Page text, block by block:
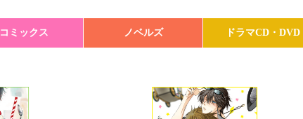
コミックス ノベルズ ドラマCD・DVD